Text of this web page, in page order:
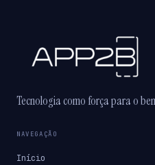
Tecnologia como força para o
NAVEGAÇÃO
Início